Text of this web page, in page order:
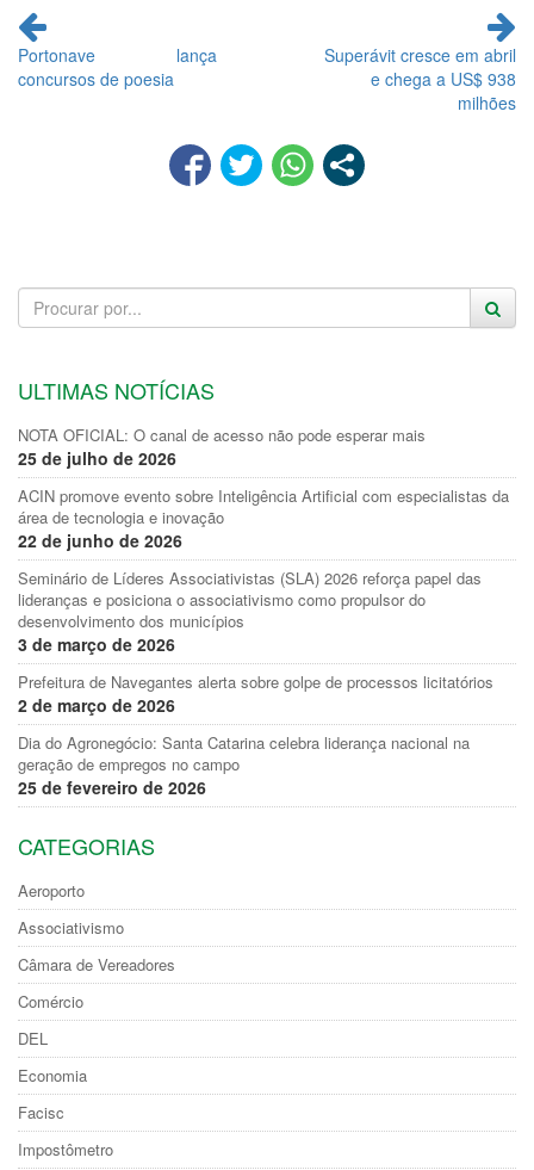
Continue
lendo
Portonave lança
concursos de poesia
Superávit cresce em abril
e chega a US$ 938
milhões
ULTIMAS NOTÍCIAS
NOTA OFICIAL: O canal de acesso não pode esperar mais
25 de julho de 2026
ACIN promove evento sobre Inteligência Artificial com especialistas da
área de tecnologia e inovação
22 de junho de 2026
Seminário de Líderes Associativistas (SLA) 2026 reforça papel das
lideranças e posiciona o associativismo como propulsor do
desenvolvimento dos municípios
3 de março de 2026
Prefeitura de Navegantes alerta sobre golpe de processos licitatórios
2 de março de 2026
Dia do Agronegócio: Santa Catarina celebra liderança nacional na
geração de empregos no campo
25 de fevereiro de 2026
CATEGORIAS
Aeroporto
Associativismo
Câmara de Vereadores
Comércio
DEL
Economia
Facisc
Impostômetro